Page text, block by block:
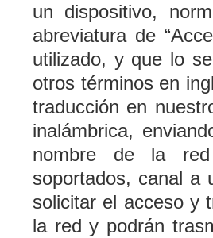
un dispositivo,
abreviatura de
utilizado, y que lo
otros términos en
traducción en
inalámbrica,
nombre de la red
soportados, canal a
solicitar el acceso y
la red y podrán